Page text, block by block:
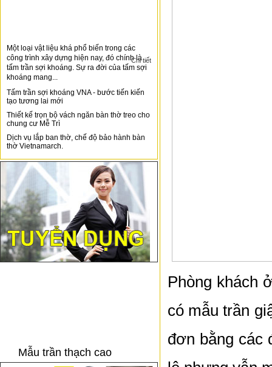
Một loại vật liệu khá phổ biến trong các
công trình xây dựng hiện nay, đó chính là
tấm trần sợi khoáng. Sự ra đời của tấm sợi
khoáng mang...
Chi tiết
Tấm trần sợi khoáng VNA - bước tiến kiến
tạo tương lai mới
Thiết kế trọn bộ vách ngăn bàn thờ treo cho
chung cư Mễ Trì
Dịch vụ lắp ban thờ, chế độ bảo hành bàn
thờ Vietnamarch.
Mẫu trần thạch cao
Phòng khách
có mẫu trần
đơn bằng các